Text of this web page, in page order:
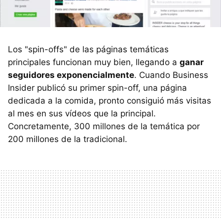
Los "spin-offs" de las páginas temáticas
principales funcionan muy bien, llegando a ganar
seguidores exponencialmente. Cuando Business
Insider publicó su primer spin-off, una página
dedicada a la comida, pronto consiguió más visitas
al mes en sus vídeos que la principal.
Concretamente, 300 millones de la temática por
200 millones de la tradicional.